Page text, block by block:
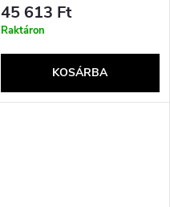
45 613 Ft
Raktáron
KOSÁRBA